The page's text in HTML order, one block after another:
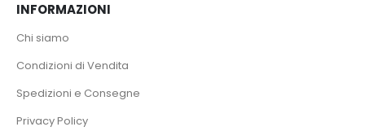
INFORMAZIONI
Chi siamo
Condizioni di Vendita
Spedizioni e Consegne
Privacy Policy